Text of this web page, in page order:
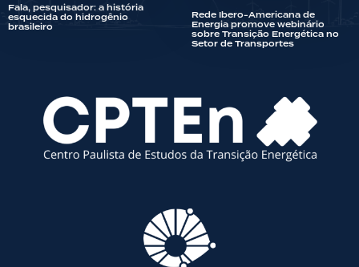
Fala, pesquisador: a história
esquecida do hidrogênio
brasileiro
Rede Ibero-Americana de
Energia promove webinário
sobre Transição Energética no
Setor de Transportes